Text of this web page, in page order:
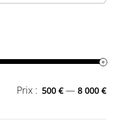
Prix : 500 €—8 000 €